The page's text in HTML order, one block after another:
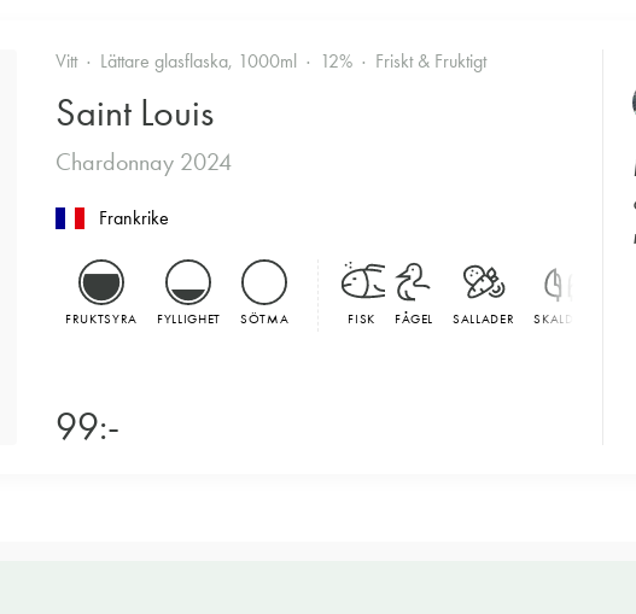
Vitt Lättare glasflaska, 1000ml 12% Friskt & Fruktigt
Saint Louis
Chardonnay 2024
Frankrike
FRUKTSYRA FYLLIGHET SÖTMA FISK FÅGEL SALLADER SKALDJUR
99:-